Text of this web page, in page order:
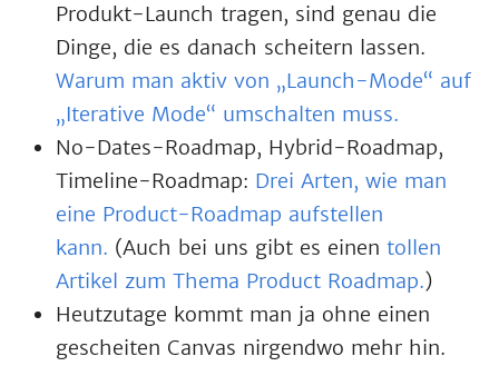
Produkt-Launch tragen, sind genau die
Dinge, die es danach scheitern lassen.
Warum man aktiv von „Launch-Mode“ auf
„Iterative Mode“ umschalten muss.
No-Dates-Roadmap, Hybrid-Roadmap,
Timeline-Roadmap: Drei Arten, wie man
eine Product-Roadmap aufstellen
kann. (Auch bei uns gibt es einen tollen
Artikel zum Thema Product Roadmap.)
Heutzutage kommt man ja ohne einen
gescheiten Canvas nirgendwo mehr hin.